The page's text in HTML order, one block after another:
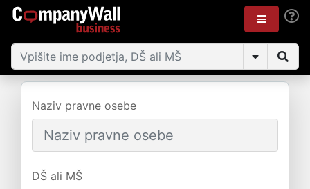
Naziv pravne osebe
DŠ ali MŠ